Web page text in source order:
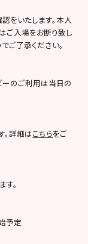
をいたします。本人
ご入場をお断り致し
ご了承ください。
ーのご利用は当日の
。詳細はこちらをご
。
予定